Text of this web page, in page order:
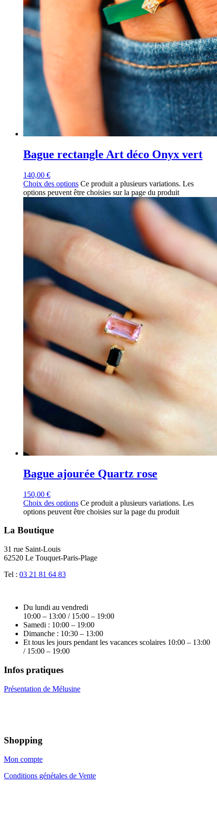
Bague rectangle Art déco Onyx vert
140,00 €
Choix des options Ce produit a plusieurs variations. Les
options peuvent être choisies sur la page du produit
Bague ajourée Quartz rose
150,00 €
Choix des options Ce produit a plusieurs variations. Les
options peuvent être choisies sur la page du produit
La Boutique
31 rue Saint-Louis
62520 Le Touquet-Paris-Plage
Tel : 03 21 81 64 83
Du lundi au vendredi
10:00 – 13:00 / 15:00 – 19:00
Samedi : 10:00 – 19:00
Dimanche : 10:30 – 13:00
Et tous les jours pendant les vacances scolaires 10:00 – 13:00
/ 15:00 – 19:00
Infos pratiques
Présentation de Mélusine
Shopping
Mon compte
Conditions génétales de Vente